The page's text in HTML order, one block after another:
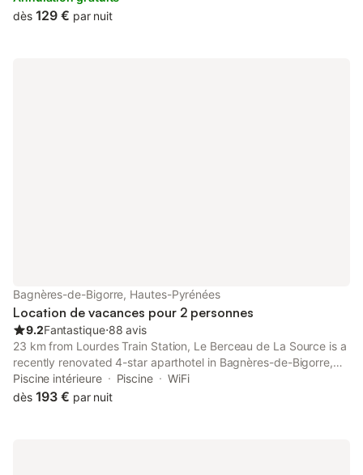
dès 129 € par nuit
Bagnères-de-Bigorre, Hautes-Pyrénées
Location de vacances pour 2 personnes
9.2Fantastique⋅88 avis
23 km from Lourdes Train Station, Le Berceau de La Source is a
recently renovated 4-star aparthotel in Bagnères-de-Bigorre,
offering rooms with free WiFi and indoor pool.
Piscine intérieure Piscine
WiFi
dès 193 € par nuit